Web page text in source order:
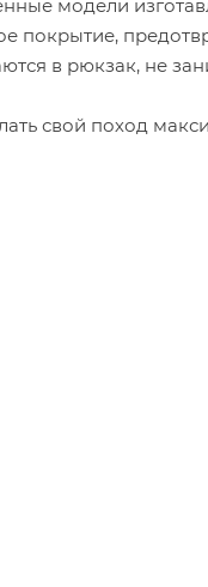
модели
покрытие,
в рюкзак, не
свой поход